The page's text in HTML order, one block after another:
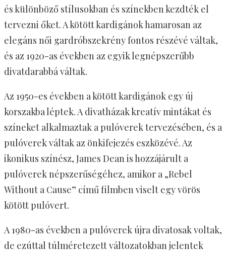
és különböző stílusokban és színekben kezdték el
tervezni őket. A kötött kardigánok hamarosan az
elegáns női gardróbszekrény fontos részévé váltak,
és az 1920-as években az egyik legnépszerűbb
divatdarabbá váltak.
Az 1950-es években a kötött kardigánok egy új
korszakba léptek. A divatházak kreatív mintákat és
színeket alkalmaztak a pulóverek tervezésében, és a
pulóverek váltak az önkifejezés eszközévé. Az
ikonikus színész, James Dean is hozzájárult a
pulóverek népszerűségéhez, amikor a „Rebel
Without a Cause” című filmben viselt egy vörös
kötött pulóvert.
A 1980-as években a pulóverek újra divatosak voltak,
de ezúttal túlméretezett változatokban jelentek